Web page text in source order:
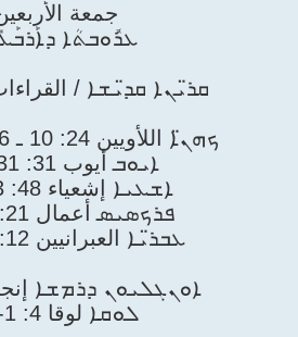
جمعة
ܥܪܽܘܒܬܳܐ
ܩܪ̈ܝܢܐ ܩܕ̈ܝܫܐ /
ܟܗܢ̈ܐ اللأويين 24: 10 ـ 16، 25: 1 ـ 7
ܐܝܘܒ أيوب 31: 31 ـ 40
ܐܫܥܝܐ إشعياء 48: 13 ـ 22
ܦܪܟܣܝܣ أعمال 21: 4 ـ 14
ܥܒܪ̈ܝܐ العبرانيين 12: 12 ـ 27
ܐܘܢܓܠܝܘܢ ܕܪܡܫܐ
ܠܘܩܐ لوقا 4: 1-13